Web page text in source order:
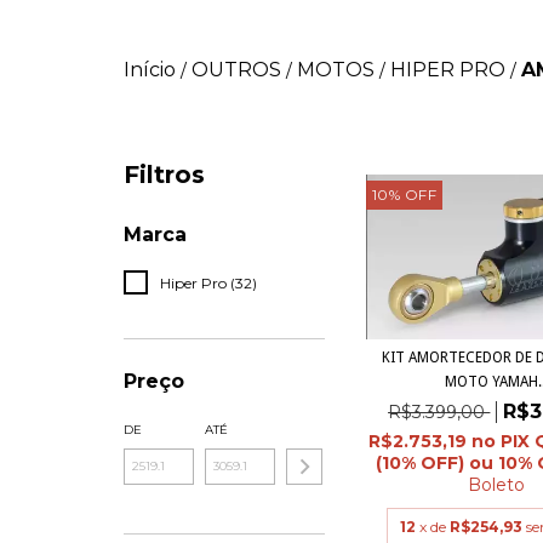
Início / OUTROS / MOTOS / HIPER PRO /
Filtros
Marca
Hiper Pro (32)
Preço
DE ATÉ
10% OFF
KIT AMORTECEDOR DE
MOTO
R$3.399,00
R$2.753,19
Boleto
12 x de R$254,93